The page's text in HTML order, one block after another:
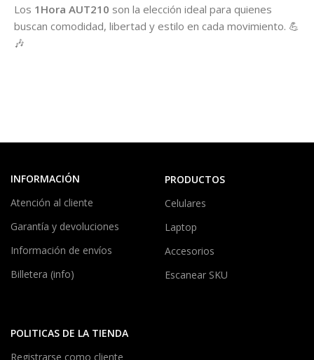
Los 1Hora AUT210 son la elección ideal para quienes
buscan comodidad, libertad y estilo en cada movimiento. 💪
🎶
INFORMACIÓN
Atención al cliente
Garantía y devoluciones
Información de envíos
Billetera (info)
PRODUCTOS
Celulares
Laptop
Accesorios
Escanear SKU
POLITICAS DE LA TIENDA
Registrarse como cliente